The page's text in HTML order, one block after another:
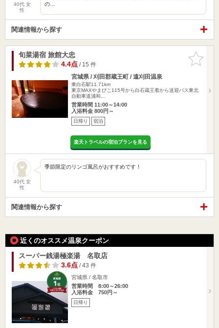
40代 女
性
の…
関連情報から探す
お気に入
りに追加
旬菜湯宿 旅館大忠
4.4点 / 15 件
宮城県 / 刈田郡蔵王町 / 遠刈田温泉
東白石駅11.71km
東京MAXやまびこ115号から白石蔵王着から送迎バス東北
自動車道浦和…
営業時間 11:00～14:00
入浴料金 800円～
日帰り 宿泊
楽天トラベルの宿泊プランを見る
40代 女
性
季節限定のリンゴ風呂がおすすめです！
関連情報から探す
近くのオススメ温泉クーポン
スーパー銭湯極楽湯 名取店
3.6点 / 43 件
宮城県 / 名取市
営業時間 8:00～26:00
入浴料金 750円～
日帰り